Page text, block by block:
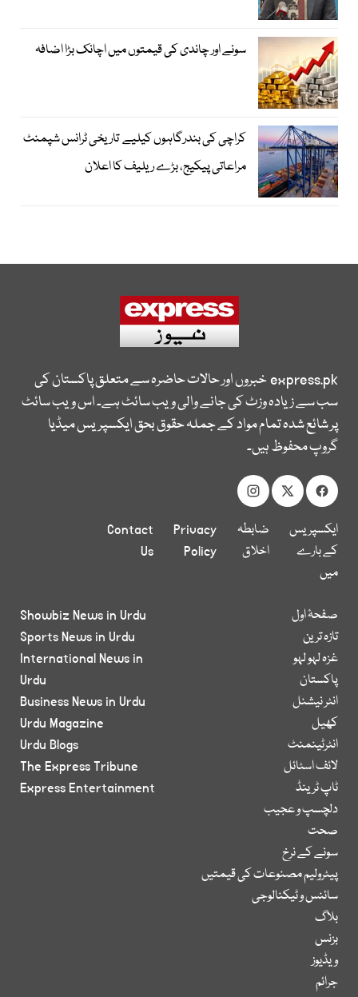
سونے اور چاندی کی قیمتوں میں اچانک بڑا اضافہ
کراچی کی بندرگاہوں کیلیے تاریخی ٹرانس شپمنٹ
مراعاتی پیکیج، بڑے ریلیف کا اعلان
express.pkخبروں اور حالات حاضرہ سے متعلق پاکستان کی
سب سے زیادہ وزٹ کی جانے والی ویب سائٹ ہے۔ اس ویب سائٹ
پر شائع شدہ تمام مواد کے جملہ حقوق بحق ایکسپریس میڈیا
گروپ محفوظ ہیں۔
ایکسپریس
کے بارے
میں
ضابطہ
اخلاق
Privacy
Policy
Contact
Us
صفحۂ اول
تازہ ترین
غزہ لہو لہو
پاکستان
انٹر نیشنل
کھیل
انٹرٹینمنٹ
لائف اسٹائل
ٹاپ ٹرینڈ
دلچسپ و عجیب
صحت
سونے کے نرخ
پیٹرولیم مصنوعات کی قیمتیں
سائنس و ٹیکنالوجی
بلاگ
بزنس
ویڈیوز
جرائم
Showbiz News in Urdu
Sports News in Urdu
International News in
Urdu
Business News in Urdu
Urdu Magazine
Urdu Blogs
The Express Tribune
Express Entertainment